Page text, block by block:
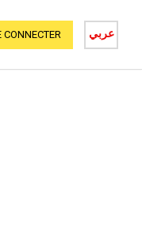
عربي CONNECTER